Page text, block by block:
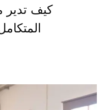
كيف تدير